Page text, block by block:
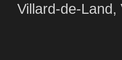
Villard-de-Land,